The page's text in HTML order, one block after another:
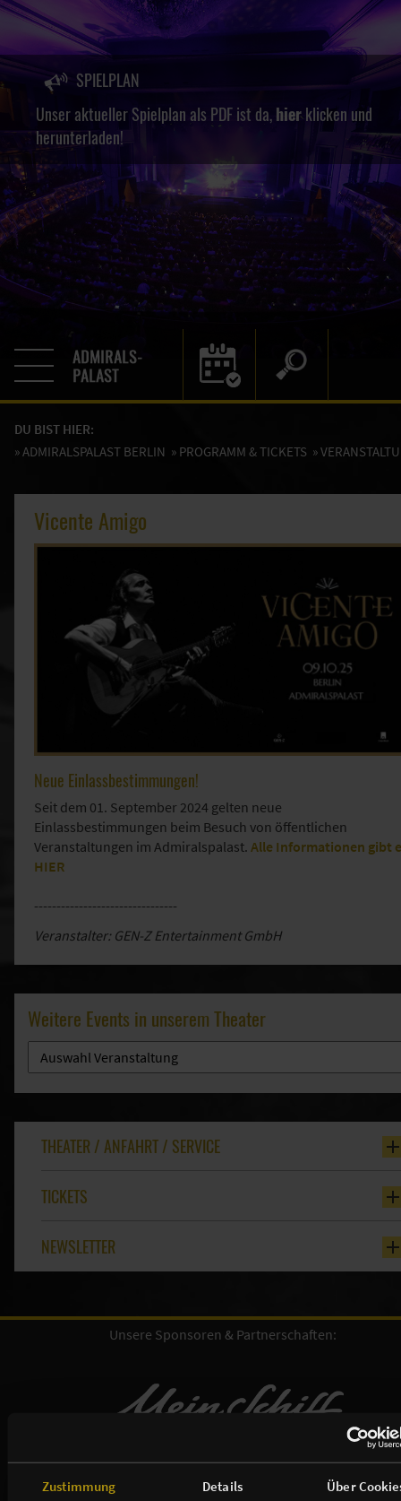
Zustimmung Details Über
SPIELPLAN
Unser aktueller Spielplan als PDF ist da,hierklicken und
herunterladen!
DU BIST HIER:
»ADMIRALSPALAST BERLIN » PROGRAMM & TICKETS »
Vicente Amigo
Neue Einlassbestimmungen!
Seit dem 01. September 2024 gelten neue
Einlassbestimmungen beim Besuch von öffentlichen
Veranstaltungen im Admiralspalast. Alle Informationen gibt
HIER
--------------------------------
Veranstalter: GEN-Z Entertainment GmbH
Weitere Events in unserem Theater
THEATER / ANFAHRT / SERVICE
TICKETS
NEWSLETTER
Unsere Sponsoren & Partnerschaften: